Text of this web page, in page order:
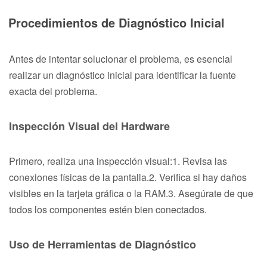
Procedimientos de Diagnóstico Inicial
Antes de intentar solucionar el problema, es esencial
realizar un diagnóstico inicial para identificar la fuente
exacta del problema.
Inspección Visual del Hardware
Primero, realiza una inspección visual:1. Revisa las
conexiones físicas de la pantalla.2. Verifica si hay daños
visibles en la tarjeta gráfica o la RAM.3. Asegúrate de que
todos los componentes estén bien conectados.
Uso de Herramientas de Diagnóstico